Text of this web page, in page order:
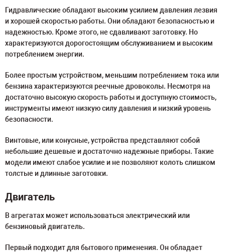
Гидравлические обладают высоким усилием давления лезвия
и хорошей скоростью работы. Они обладают безопасностью и
надежностью. Кроме этого, не сдавливают заготовку. Но
характеризуются дорогостоящим обслуживанием и высоким
потреблением энергии.
Более простым устройством, меньшим потреблением тока или
бензина характеризуются реечные дровоколы. Несмотря на
достаточно высокую скорость работы и доступную стоимость,
инструменты имеют низкую силу давления и низкий уровень
безопасности.
Винтовые, или конусные, устройства представляют собой
небольшие дешевые и достаточно надежные приборы. Такие
модели имеют слабое усилие и не позволяют колоть слишком
толстые и длинные заготовки.
Двигатель
В агрегатах может использоваться электрический или
бензиновый двигатель.
Первый подходит для бытового применения. Он обладает